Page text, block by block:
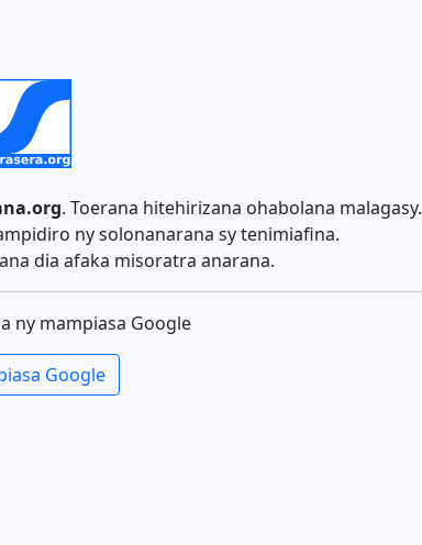
. Toerana hitehirizana ohabolana malagasy.
ny solonanarana sy tenimiafina.
dia afaka misoratra anarana.
ny mampiasa Google
Google